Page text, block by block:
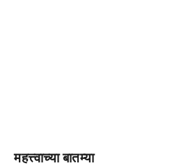
महत्त्वाच्या बातम्या